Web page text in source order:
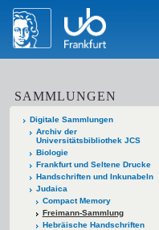
SAMMLUNGEN
Digitale Sammlungen
Archiv der
Universitätsbibliothek JCS
Biologie
Frankfurt und Seltene Drucke
Handschriften und Inkunabeln
Judaica
Compact Memory
Freimann-Sammlung
Hebräische Handschriften